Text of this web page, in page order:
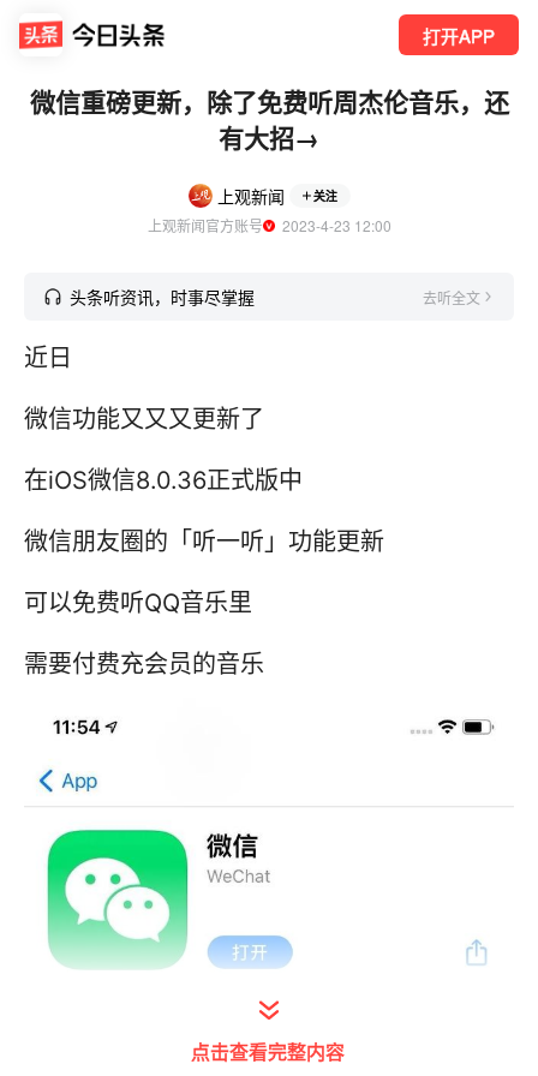
打开APP
微信重磅更新，除了免费听周杰伦音乐，还
有大招→
上观新闻 关注
上观新闻官方账号
  2023-4-23 12:00
头条听资讯，时事尽掌握 去听全文
近日
微信功能又又又更新了
在iOS微信8.0.36正式版中
微信朋友圈的「听一听」功能更新
可以免费听QQ音乐里
需要付费充会员的音乐
点击查看完整内容